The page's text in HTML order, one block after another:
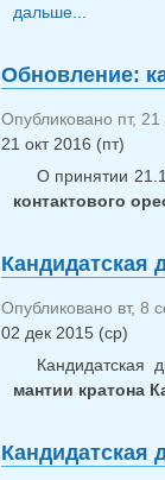
дальше...
Обновление:
Опубликовано пт,
21 окт 2016 (пт)
О принятии
контактового
Кандидатская
Опубликовано вт, 8
02 дек 2015 (ср)
Кандидатская
мантии кратона
Кандидатская